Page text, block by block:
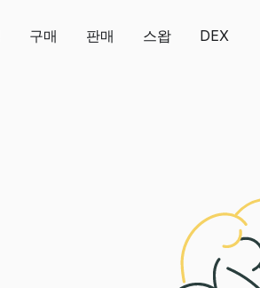
구매 판매 스왑 DEX